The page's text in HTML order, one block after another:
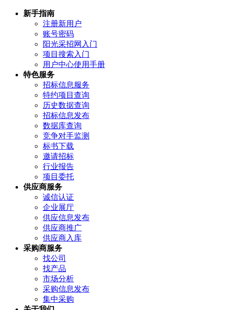
新手指南
注册新用户
账号密码
阳光采招网入门
项目搜索入门
用户中心使用手册
特色服务
招标信息服务
特约项目查询
历史数据查询
招标信息发布
数据库查询
竞争对手监测
标书下载
邀请招标
行业报告
项目委托
供应商服务
诚信认证
企业展厅
供应信息发布
供应商推广
供应商入库
采购商服务
找公司
找产品
市场分析
采购信息发布
集中采购